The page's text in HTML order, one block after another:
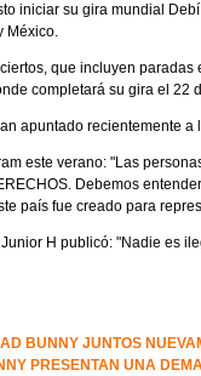
iniciar su gira mundial
México.
que incluyen
completará su gira el 22
apuntado recientemente
este verano: "Las
Debemos
país fue creado para
H publicó: "Nadie es
BUNNY JUNTOS
PRESENTAN UNA